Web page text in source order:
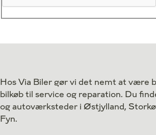
Hos Via Biler gør vi det nemt at være
bilkøb til service og reparation. Du
og autoværksteder i Østjylland,
Fyn.